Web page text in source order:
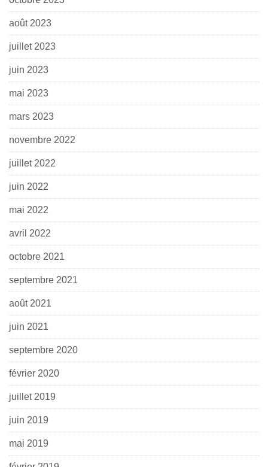
août 2023
juillet 2023
juin 2023
mai 2023
mars 2023
novembre 2022
juillet 2022
juin 2022
mai 2022
avril 2022
octobre 2021
septembre 2021
août 2021
juin 2021
septembre 2020
février 2020
juillet 2019
juin 2019
mai 2019